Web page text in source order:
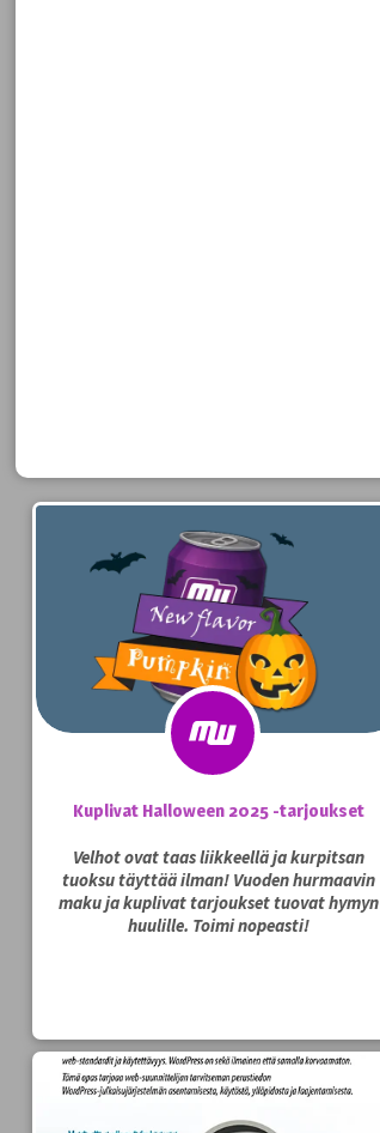
Kuplivat Halloween 2025 -tarjoukset
Velhot ovat taas liikkeellä ja kurpitsan
tuoksu täyttää ilman! Vuoden hurmaavin
maku ja kuplivat tarjoukset tuovat hymyn
huulille. Toimi nopeasti!